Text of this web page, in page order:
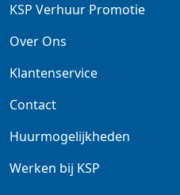
KSP Verhuur Promotie
Over Ons
Klantenservice
Contact
Huurmogelijkheden
Werken bij KSP